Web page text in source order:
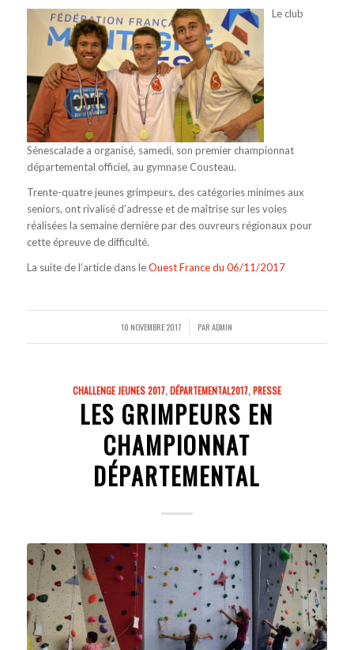
Le club
Sénescalade a organisé, samedi, son premier championnat
départemental officiel, au gymnase Cousteau.
Trente-quatre jeunes grimpeurs, des catégories minimes aux
seniors, ont rivalisé d’adresse et de maîtrise sur les voies
réalisées la semaine dernière par des ouvreurs régionaux pour
cette épreuve de difficulté.
La suite de l’article dans leOuest France du 06/11/2017
10 NOVEMBRE 2017
/ PARADMIN
CHALLENGE JEUNES 2017,DÉPARTEMENTAL2017,PRESSE
LES GRIMPEURS EN
CHAMPIONNAT
DÉPARTEMENTAL